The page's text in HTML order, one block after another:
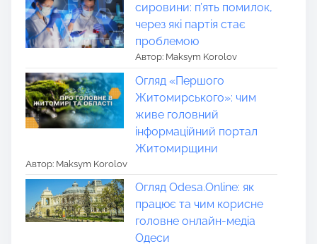
сировини: п’ять помилок,
через які партія стає
проблемою
Автор: Maksym Korolov
Огляд «Першого
Житомирського»: чим
живе головний
інформаційний портал
Житомирщини
Автор: Maksym Korolov
Огляд Odesa.Online: як
працює та чим корисне
головне онлайн-медіа
Одеси